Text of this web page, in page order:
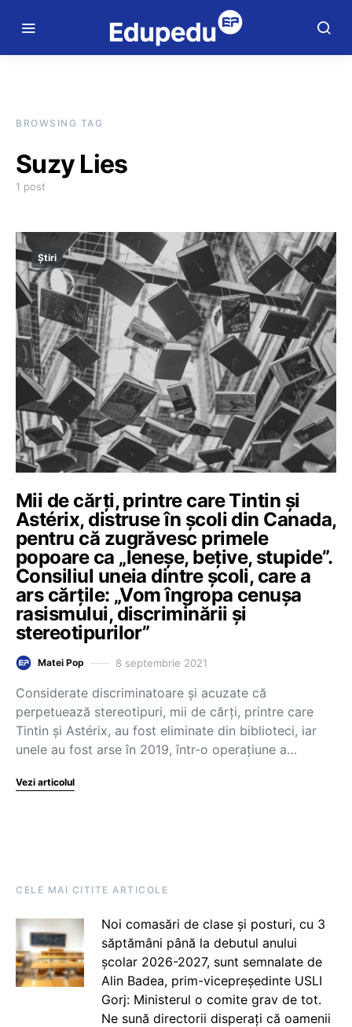
BROWSING TAG
Suzy Lies
1 post
Știri
Mii de cărţi, printre care Tintin şi
Astérix, distruse în şcoli din Canada,
pentru că zugrăvesc primele
popoare ca „leneşe, beţive, stupide”.
Consiliul uneia dintre şcoli, care a
ars cărțile: „Vom îngropa cenuşa
rasismului, discriminării şi
stereotipurilor”
Matei Pop 8 septembrie 2021
Considerate discriminatoare şi acuzate că
perpetuează stereotipuri, mii de cărţi, printre care
Tintin şi Astérix, au fost eliminate din biblioteci, iar
unele au fost arse în 2019, într-o operațiune a…
Vezi articolul
CELE MAI CITITE ARTICOLE
Noi comasări de clase și posturi, cu 3
săptămâni până la debutul anului
școlar 2026-2027, sunt semnalate de
Alin Badea, prim-vicepreședinte USLI
Gorj: Ministerul o comite grav de tot.
Ne sună directorii disperați că oamenii